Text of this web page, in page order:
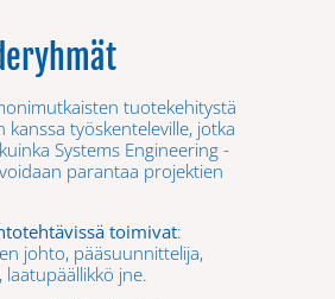
tuotekehitystä
kanssa työskenteleville, jotka
Systems Engineering -
parantaa projektien
toimivat:
johto, pääsuunnittelija,
jne.